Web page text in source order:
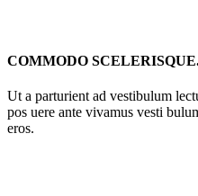
COMMODO
Ut a parturient ad vestibulum
pos uere ante vivamus vesti
eros.